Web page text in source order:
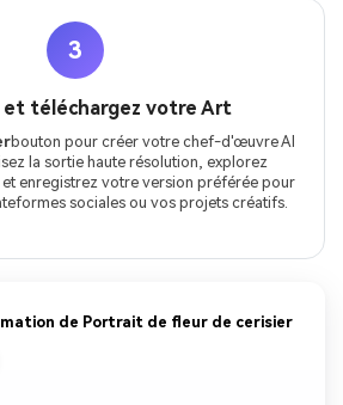
3
et téléchargez votre Art
bouton pour créer votre chef-d'œuvre AI
la sortie haute résolution, explorez
enregistrez votre version préférée pour
sociales ou vos projets créatifs.
de Portrait de fleur de cerisier